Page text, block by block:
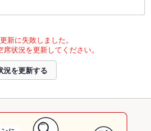
新に失敗しました。
状況を更新してください。
況を更新する